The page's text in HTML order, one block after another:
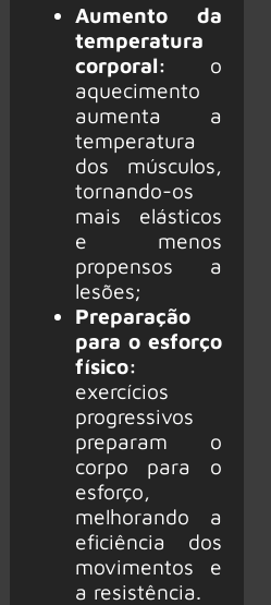
Aumento da
temperatura
corporal: o
aquecimento
aumenta a
temperatura
dos músculos,
tornando-os
mais elásticos
e menos
propensos a
lesões;
Preparação
para o esforço
físico:
exercícios
progressivos
preparam o
corpo para o
esforço,
melhorando a
eficiência dos
movimentos e
a resistência.